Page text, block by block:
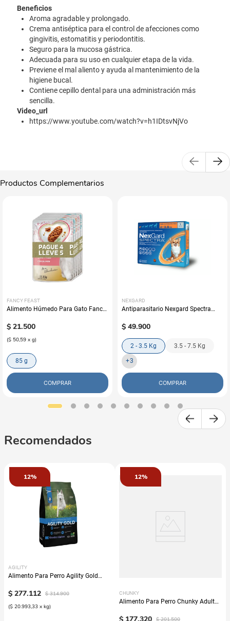
Beneficios
Aroma agradable y prolongado.
Crema antiséptica para el control de afecciones como
gingivitis, estomatitis y periodontitis.
Seguro para la mucosa gástrica.
Adecuada para su uso en cualquier etapa de la vida.
Previene el mal aliento y ayuda al mantenimiento de la
higiene bucal.
Contiene cepillo dental para una administración más
sencilla.
Video_url
https://www.youtube.com/watch?v=h1IDtsvNjVo
Productos Complementarios
FANCY FEAST
Alimento Húmedo Para Gato Fancy
Lleve 5
$ 21.500
($ 50,59 x g)
85 g
COMPRAR
NEXGARD
Antiparasitario Nexgard Spectra
$ 49.900
2 - 3.5 Kg 3.5 - 7.5 Kg
+3
COMPRAR
Recomendados
12%
AGILITY
Alimento Para Perro Agility Gold
$ 277.112 $ 314.900
($ 20.993,33 x kg)
12%
CHUNKY
Alimento Para Perro Chunky Adulto
$ 201.500